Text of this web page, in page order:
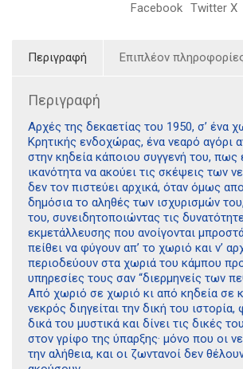
Facebook Twitter X
Περιγραφή Επιπλέον
Περιγραφή
Αρχές της δεκαετίας του 1950, σ’ ένα
Κρητικής ενδοχώρας, ένα νεαρό αγόρι
στην κηδεία κάποιου συγγενή του, πως
ικανότητα να ακούει τις σκέψεις των
δεν τον πιστεύει αρχικά, όταν όμως
δημόσια το αληθές των ισχυρισμών
του, συνειδητοποιώντας τις
εκμετάλλευσης που ανοίγονται
πείθει να φύγουν απ’ το χωριό και ν’
περιοδεύουν στα χωριά του κάμπου
υπηρεσίες τους σαν “διερμηνείς των
Από χωριό σε χωριό κι από κηδεία σε
νεκρός διηγείται την δική του
δικά του μυστικά και δίνει τις δικές
στον γρίφο της ύπαρξης· μόνο που οι
την αλήθεια, και οι ζωντανοί δεν